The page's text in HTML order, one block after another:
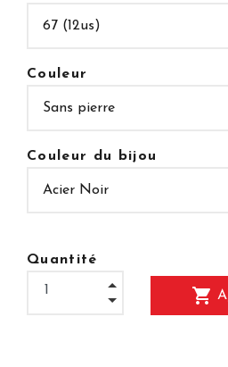
Couleur
Couleur du bijou
Quantité
shopping_cart